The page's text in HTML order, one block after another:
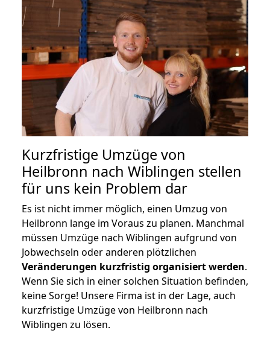
Kurzfristige Umzüge von
Heilbronn nach Wiblingen stellen
für uns kein Problem dar
Es ist nicht immer möglich, einen Umzug von
Heilbronn lange im Voraus zu planen. Manchmal
müssen Umzüge nach Wiblingen aufgrund von
Jobwechseln oder anderen plötzlichen
Veränderungen kurzfristig organisiert werden.
Wenn Sie sich in einer solchen Situation befinden,
keine Sorge! Unsere Firma ist in der Lage, auch
kurzfristige Umzüge von Heilbronn nach
Wiblingen zu lösen.